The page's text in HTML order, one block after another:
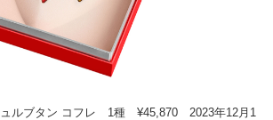
ュルブタン コフレ 1種 ¥45,870 2023年12月1